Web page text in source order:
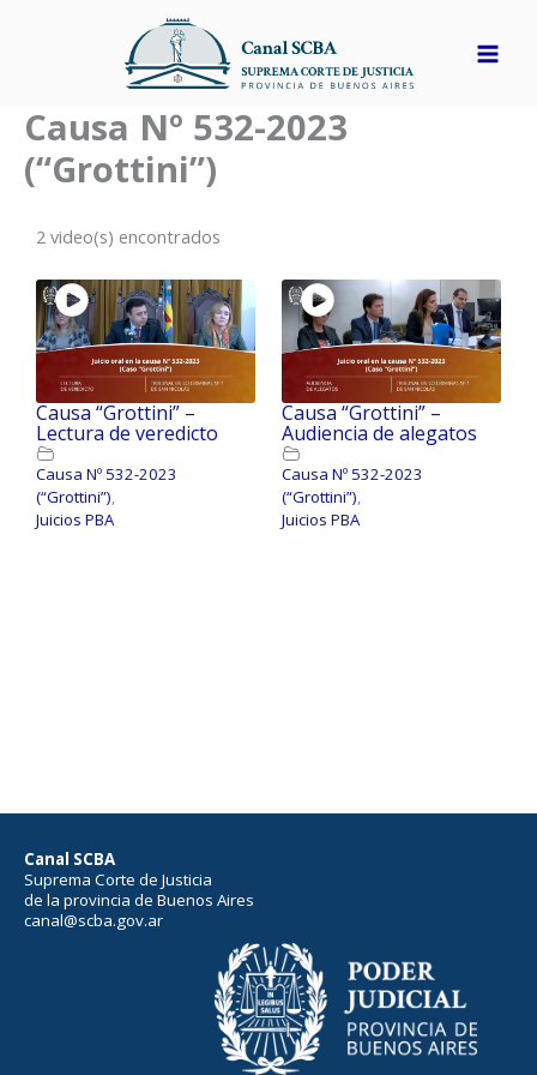
Causa Nº 532-2023
(“Grottini”)
2 video(s) encontrados
Causa “Grottini” –
Lectura de veredicto
Causa Nº 532-2023
(“Grottini”),
Juicios PBA
Causa “Grottini” –
Audiencia de alegatos
Causa Nº 532-2023
(“Grottini”),
Juicios PBA
Canal SCBA
Suprema Corte de Justicia
de la provincia de Buenos Aires
canal@scba.gov.ar